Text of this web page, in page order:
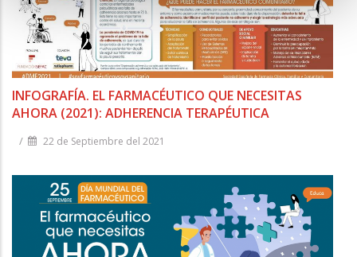
INFOGRAFÍA. EL FARMACÉUTICO QUE NECESITAS
AHORA (2021): ADHERENCIA TERAPÉUTICA
/ 22 de Septiembre del 2021